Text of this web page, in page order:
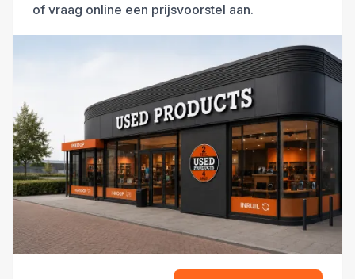
of vraag online een prijsvoorstel aan.